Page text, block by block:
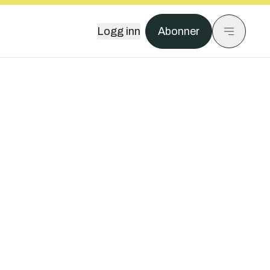
Logg inn Abonner